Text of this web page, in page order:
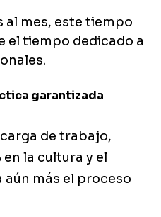
al mes, este tiempo
el tiempo dedicado a
garantizada
de trabajo,
la cultura y el
más el proceso